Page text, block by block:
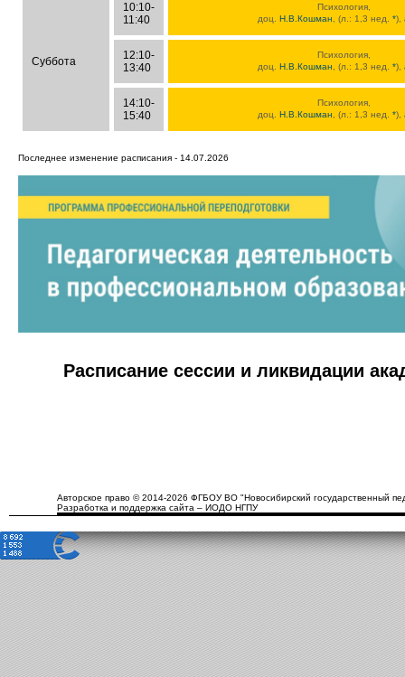
Суббота
10:10-
11:40
Психология,
доц.Н.В.Кошман , (л.: 1,3 нед.*),
12:10-
13:40
Психология,
доц.Н.В.Кошман , (л.: 1,3 нед.*),
14:10-
15:40
Психология,
доц.Н.В.Кошман , (л.: 1,3 нед.*),
Последнее изменение расписания - 14.07.2026
Расписание сессии и ликвидации
Авторское право © 2014-2026 ФГБОУ ВО "Новосибирский государственный
Разработка и поддержка сайта – ИОДО НГПУ